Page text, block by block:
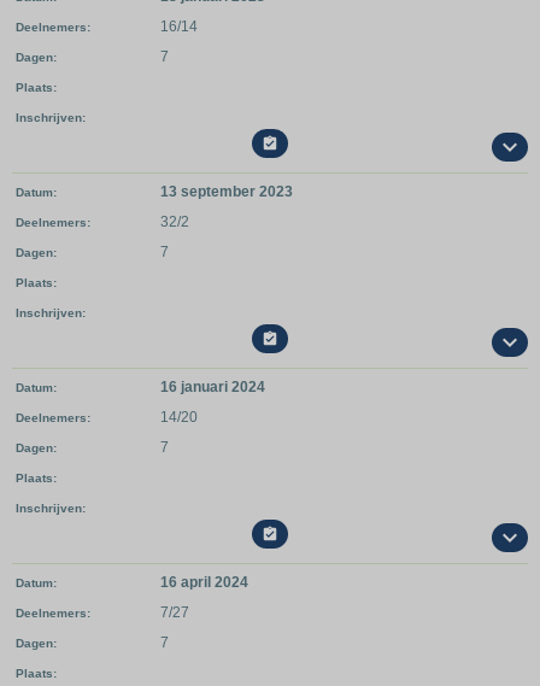
Deelnemers 16/14
Dagen 7
Plaats
Inschrijven

Datum 13 september 2023
Deelnemers 32/2
Dagen 7
Plaats
Inschrijven

Datum 16 januari 2024
Deelnemers 14/20
Dagen 7
Plaats
Inschrijven

Datum 16 april 2024
Deelnemers 7/27
Dagen 7
Plaats